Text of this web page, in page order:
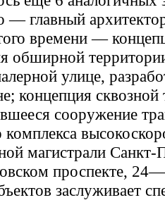
главный
времени —
обширной
улице,
концепция сквозной
сооружение
комплекса
магистрали
проспекте,
заслуживает